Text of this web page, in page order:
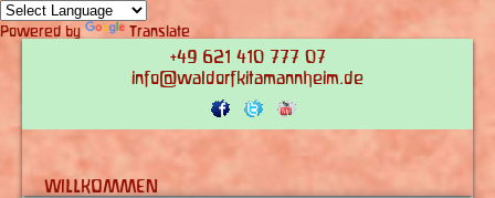
Powered by Translate
+49 621 410 777 07
info@waldorfkitamannheim.de
WILLKOMMEN